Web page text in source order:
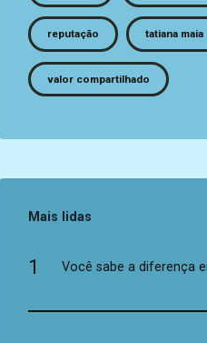
reputação tatiana maia
valor compartilhado
Mais lidas
1 Você sabe a diferença